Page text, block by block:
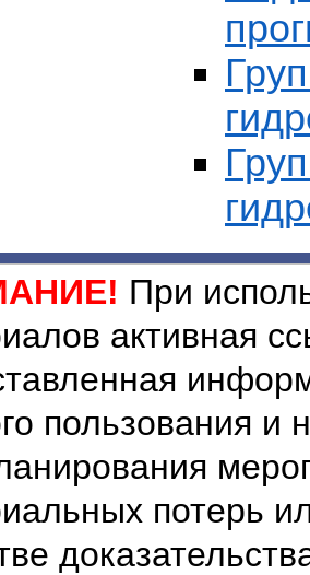
При
активная
пользования и
потерь